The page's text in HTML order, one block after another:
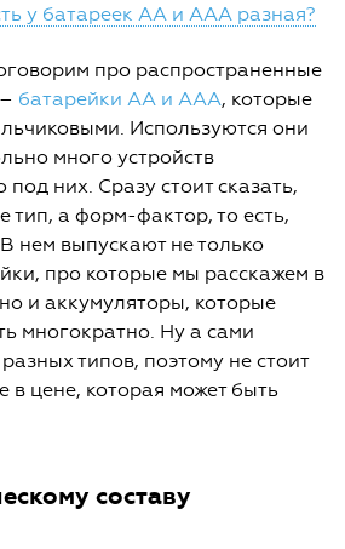
у батареек АА и ААА разная?
про распространенные
батарейки АА и ААА, которые
Используются они
много устройств
них. Сразу стоит сказать,
тип, а форм-фактор, то есть,
нем выпускают не только
про которые мы расскажем в
и аккумуляторы, которые
многократно. Ну а сами
типов, поэтому не стоит
в цене, которая может быть
составу